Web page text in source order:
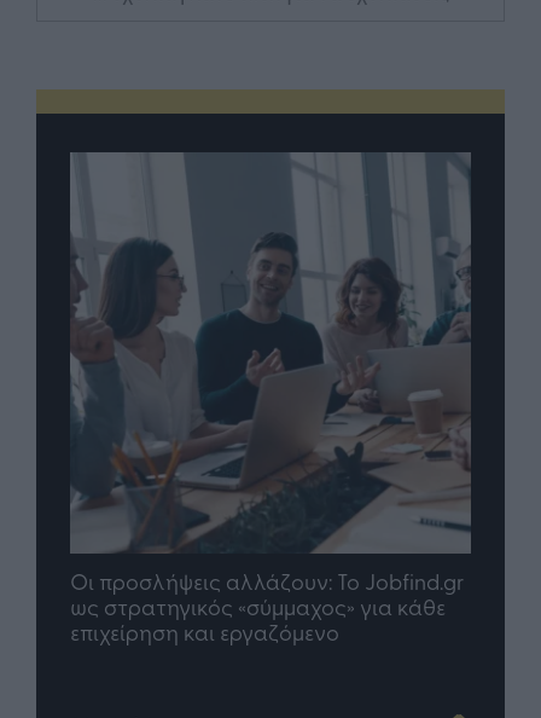
Οι προσλήψεις αλλάζουν: To Jobfind.gr
ως στρατηγικός «σύμμαχος» για κάθε
επιχείρηση και εργαζόμενο